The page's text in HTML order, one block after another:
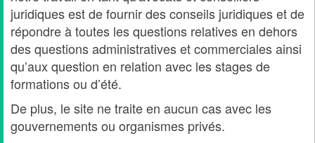
juridiques est de fournir des conseils juridiques et de
répondre à toutes les questions relatives en dehors
des questions administratives et commerciales ainsi
qu’aux question en relation avec les stages de
formations ou d’été.
De plus, le site ne traite en aucun cas avec les
gouvernements ou organismes privés.